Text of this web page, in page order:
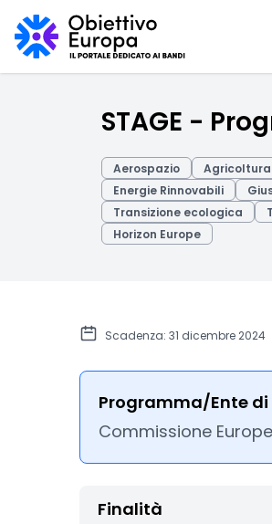
STAGE -
Aerospazio
Energie Rinnovabili
Transizione ecologica
Horizon Europe
Scadenza: 31 dicembre 2024
Programma/Ente
Commissione
Finalità